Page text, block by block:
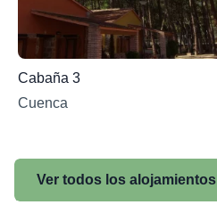
Cabaña 3
Cuenca
Ver todos los alojamientos